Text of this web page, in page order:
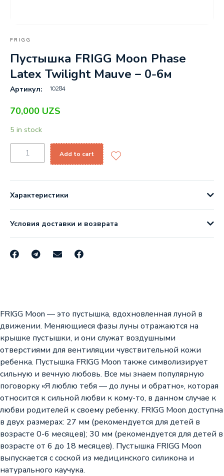
FRIGG
Пустышка FRIGG Moon Phase
Latex Twilight Mauve – 0-6м
Артикул: 10284
70,000 UZS
5 in stock
Add to cart
Характеристики
Условия доставки и возврата
FRIGG Moon — это пустышка, вдохновленная луной в
движении. Меняющиеся фазы луны отражаются на
крышке пустышки, и они служат воздушными
отверстиями для вентиляции чувствительной кожи
ребенка. Пустышка FRIGG Moon также символизирует
сильную и вечную любовь. Все мы знаем популярную
поговорку «Я люблю тебя — до луны и обратно», которая
относится к сильной любви к кому-то, в данном случае к
любви родителей к своему ребенку. FRIGG Moon доступна
в двух размерах: 27 мм (рекомендуется для детей в
возрасте 0-6 месяцев); 30 мм (рекомендуется для детей в
возрасте от 6 до 18 месяцев). Пустышка FRIGG Moon
выпускается с соской из медицинского силикона и
натурального каучука.